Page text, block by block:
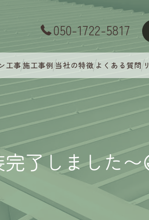
050-1722-5817
工事施工事例当社の特徴
屋根塗装
外壁塗装
MyCオリジナル多彩塗装
完璧な下地処理
アフターフォロー・定期
よくある質問
了しました